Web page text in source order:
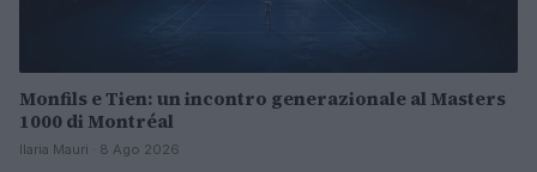
Monfils e Tien: un incontro generazionale al Masters
1000 di Montréal
Ilaria Mauri · 8 Ago 2026